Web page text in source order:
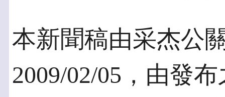
本新聞稿由采杰公
2009/02/05，由發